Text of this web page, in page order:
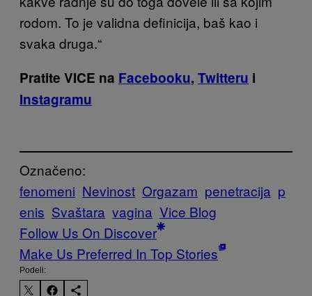
rodom. To je validna definicija, baš kao i
svaka druga.“
Pratite VICE na Facebooku, Twitteru i
Instagramu
Označeno:
fenomeni Nevinost Orgazam penetracija p
enis Svaštara vagina Vice Blog
Follow Us On Discover
Make Us Preferred In Top Stories
Podeli: